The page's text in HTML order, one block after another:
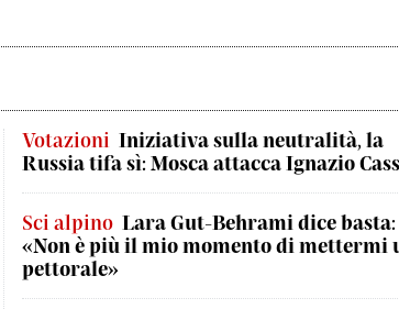
Votazioni Iniziativa sulla neutralità, la
Russia tifa sì: Mosca attacca Ignazio
Sci alpino Lara Gut-Behrami dice basta:
«Non è più il mio momento di mettermi
pettorale»